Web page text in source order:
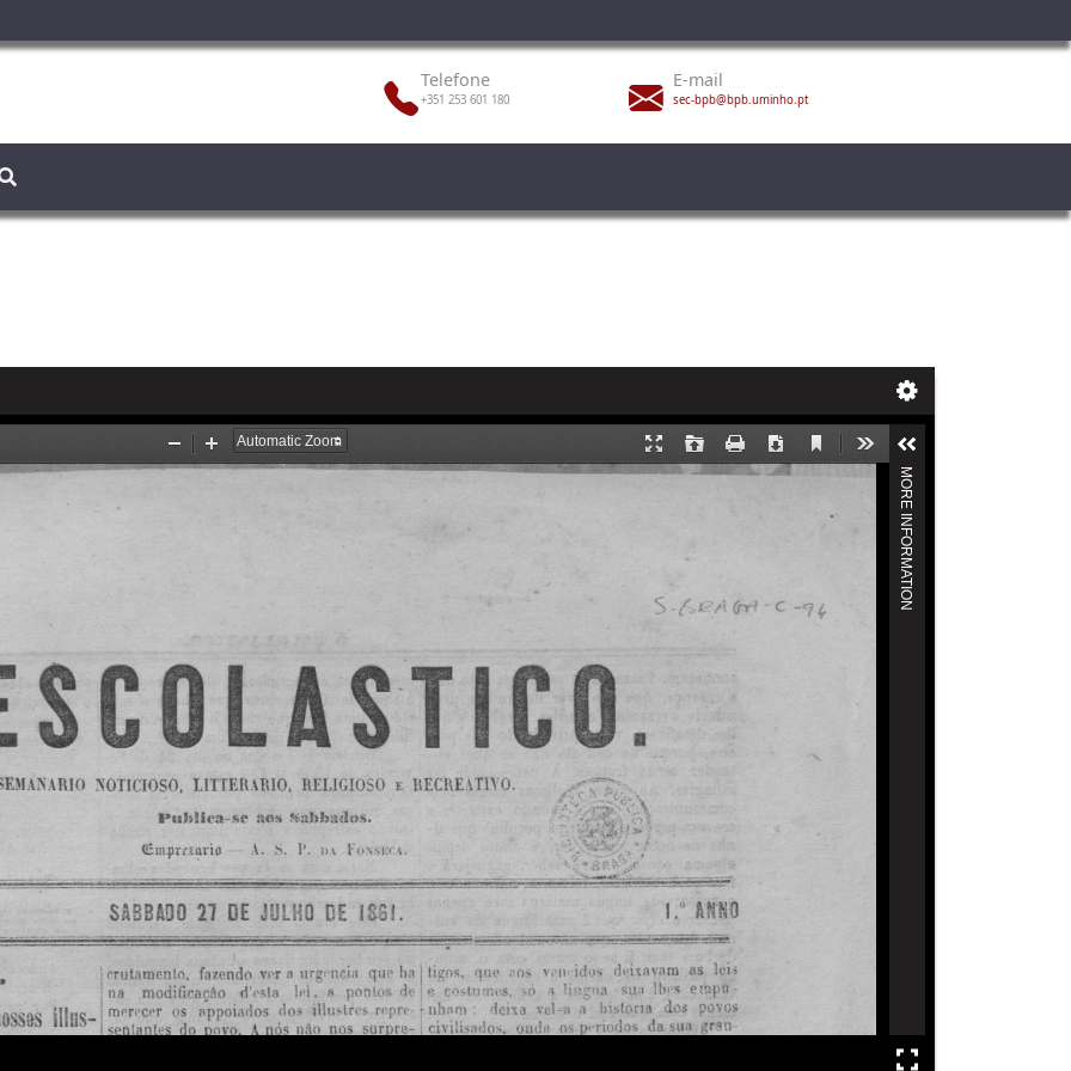
Telefone
+351 253 601 180
E-mail
sec-bpb@bpb.uminho.pt